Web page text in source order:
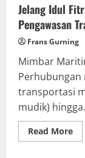
Di
Jelang Idul
Pengawasan
Frans Gurning
Mimbar
Perhubungan
transportasi
mudik)
Read More